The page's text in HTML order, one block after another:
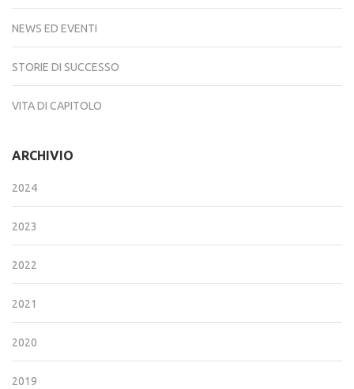
NEWS ED EVENTI
STORIE DI SUCCESSO
VITA DI CAPITOLO
ARCHIVIO
2024
2023
2022
2021
2020
2019